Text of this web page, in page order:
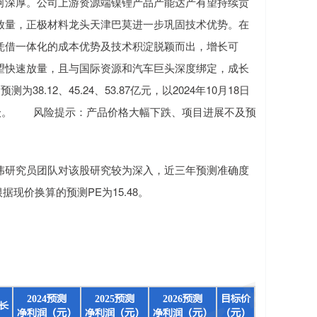
，正极材料龙头天津巴莫进一步巩固技术优势。在
一体化的成本优势及技术积淀脱颖而出，增长可
放量，且与国际资源和汽车巨头深度绑定，成长
测为38.12、45.24、53.87亿元，以2024年10月18日
。 风险提示：产品价格大幅下跌、项目进展不及预
究员团队对该股研究较为深入，近三年预测准确度
现价换算的预测PE为15.48。